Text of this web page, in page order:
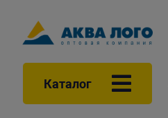
Каталог